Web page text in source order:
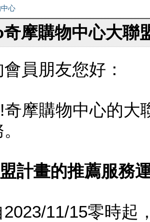
摩購物中心大聯
員朋友您好：
奇摩購物中心的大
盟計畫的推薦服務
2023/11/15零時起